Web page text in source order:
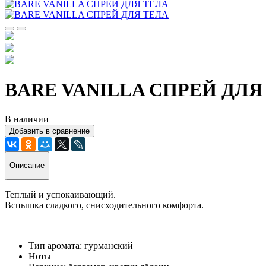
BARE VANILLA CПРЕЙ
В наличии
Добавить в сравнение
Описание
Теплый и успокаивающий.
Вспышка сладкого, снисходительного комфорта.
Тип аромата: гурманский
Ноты